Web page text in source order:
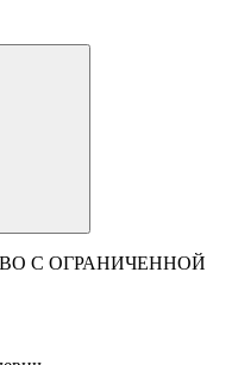
С ОГРАНИЧЕННОЙ